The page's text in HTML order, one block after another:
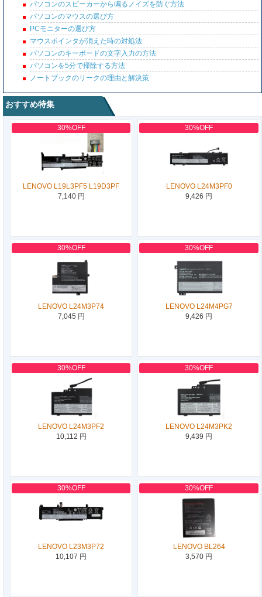
パソコンのスピーカーから鳴るノイズを防ぐ方法
パソコンのマウスの選び方
PCモニターの選び方
マウスポインタが消えた時の対処法
パソコンのキーボードの文字入力の方法
パソコンを5分で掃除する方法
ノートブックのリークの理由と解決策
おすすめ特集
30%OFF
LENOVO L19L3PF5 L19D3PF
7,140 円
30%OFF
LENOVO L24M3PF0
9,426 円
30%OFF
LENOVO L24M3P74
7,045 円
30%OFF
LENOVO L24M4PG7
9,426 円
30%OFF
LENOVO L24M3PF2
10,112 円
30%OFF
LENOVO L24M3PK2
9,439 円
30%OFF
LENOVO L23M3P72
10,107 円
30%OFF
LENOVO BL264
3,570 円